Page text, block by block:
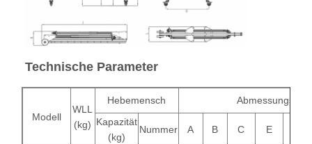
Kran
Ausrüstung des Motors und der Bremse
Transportausrüstung
Technische Parameter
Modell
WLL
(kg)
Hebemensch
Kapazität
(kg)
Nummer A B C E